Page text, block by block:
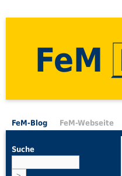
FeM
FeM-Blog FeM-Webseite
Suche